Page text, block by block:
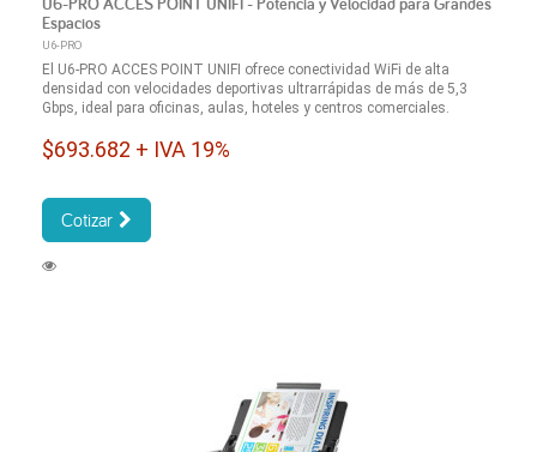
Espacios
U6-PRO
El U6-PRO ACCES POINT UNIFI ofrece conectividad WiFi de alta
densidad con velocidades deportivas ultrarrápidas de más de 5,3
Gbps, ideal para oficinas, aulas, hoteles y centros comerciales.
$693.682 + IVA 19%
Cotizar